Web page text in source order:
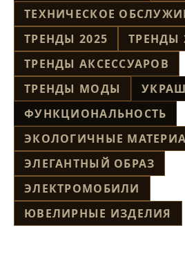
ТЕХНИЧЕСКОЕ
ТРЕНДЫ 2025
ТРЕНДЫ
ТРЕНДЫ АКСЕССУАРОВ
ТРЕНДЫ МОДЫ
ФУНКЦИОНАЛЬНОСТЬ
ЭКОЛОГИЧНЫЕ
ЭЛЕГАНТНЫЙ ОБРАЗ
ЭЛЕКТРОМОБИЛИ
ЮВЕЛИРНЫЕ ИЗДЕЛИЯ